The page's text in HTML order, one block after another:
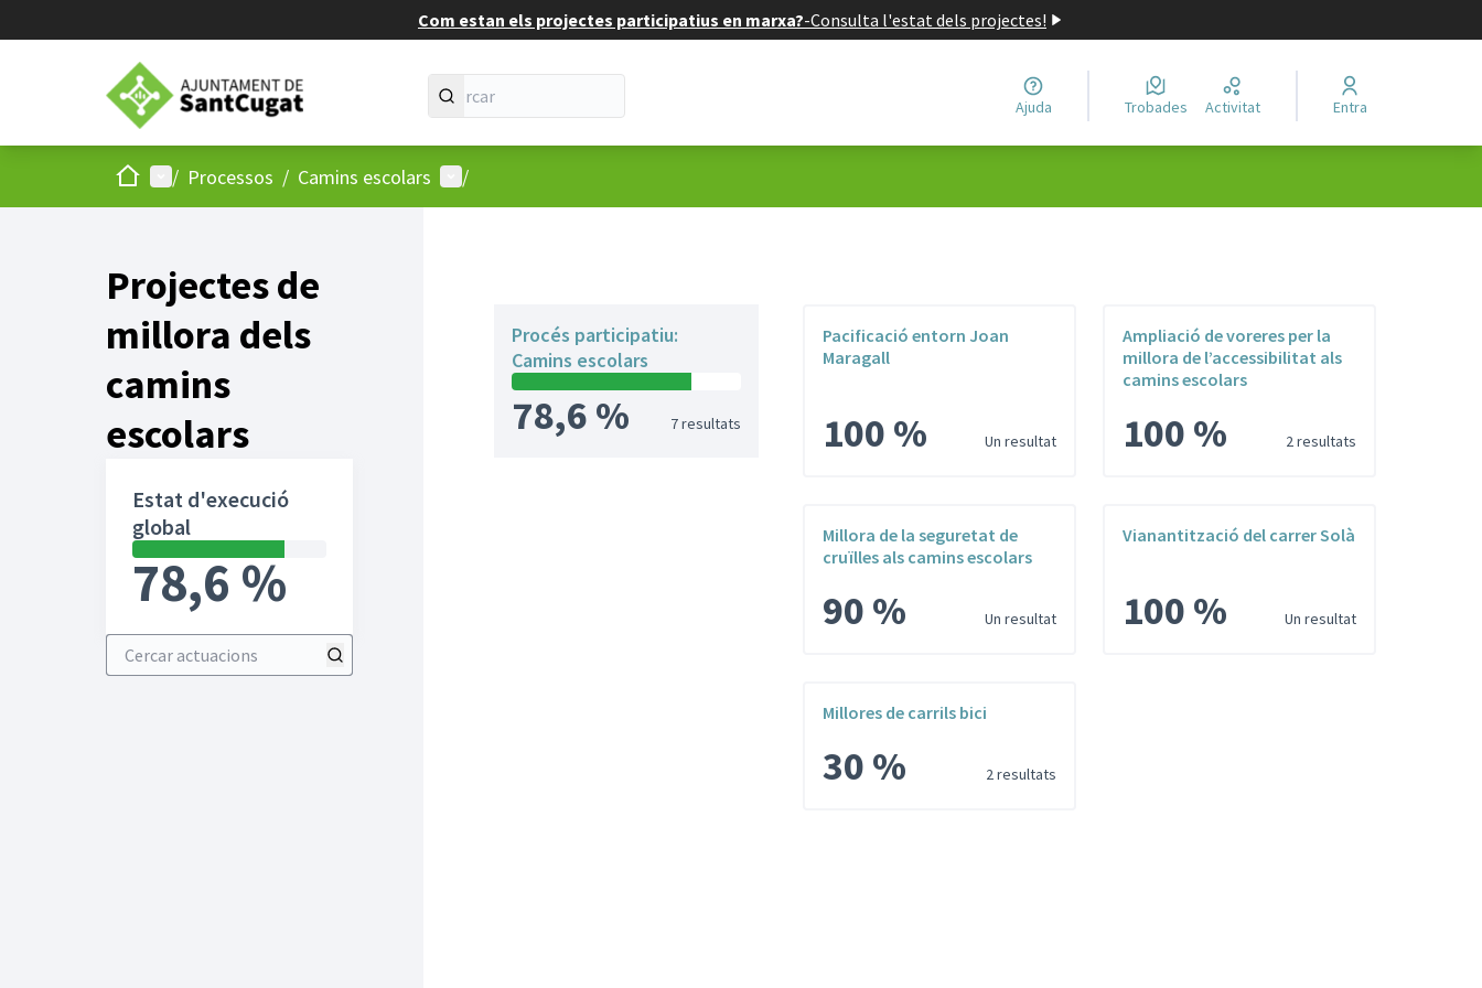
Com estan els projectes participatius en marxa?-Consulta l'estat dels projectes!
Ajuda Trobades Activitat Entra
Inici Menú principal
/ Processos / Camins escolars Menú d'usuari
/
Projectes de
millora dels
camins
escolars
Estat d'execució
global
78,6 %
Cercar actuacions
Procés participatiu:
Camins escolars
78,6 % 7 resultats
Pacificació entorn Joan
Maragall
100 % Un resultat
Ampliació de voreres per la
millora de l’accessibilitat als
camins escolars
100 % 2 resultats
Millora de la seguretat de
cruïlles als camins escolars
90 % Un resultat
Vianantització del carrer Solà
100 % Un resultat
Millores de carrils bici
30 % 2 resultats